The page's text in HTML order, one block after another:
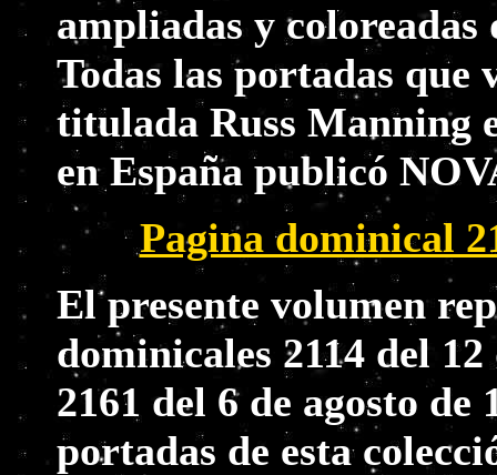
ampliadas y
Todas las portadas que
titulada Russ Manning
en España publicó
Pagina dominical
El presente volumen
dominicales 2114 del
2161 del 6 de agosto
portadas de esta